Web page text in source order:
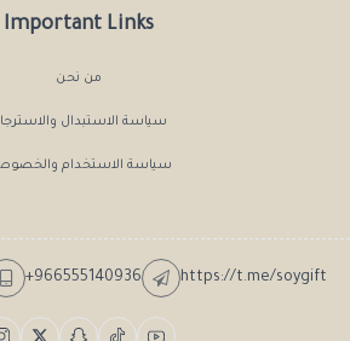
Important Links
من نحن
سياسة الاستبدال
سياسة الاستخدام
+966555140936 https://t.me/soygift